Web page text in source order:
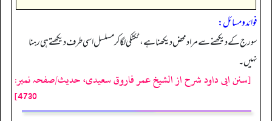
فوائد ومسائل:
سورج کے دیکھنے سے مراد محض دیکھنا ہے، ٹکٹکی لگا کر مسلسل اسی طرف دیکھتے ہی رہنا
نہیں۔
[سنن ابی داود شرح از الشیخ عمر فاروق سعیدی، حدیث/صفحہ نمبر:
4730]